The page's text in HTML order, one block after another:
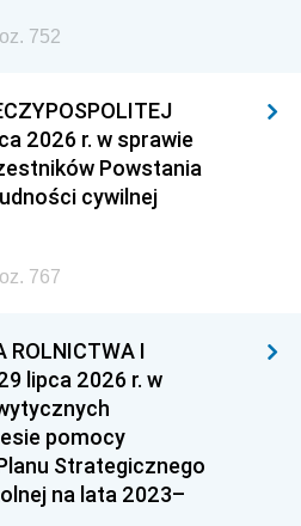
752
2026 r. w sprawie
Powstania
cywilnej
767
ROLNICTWA I
lipca 2026 r. w
pomocy
Strategicznego
na lata 2023–